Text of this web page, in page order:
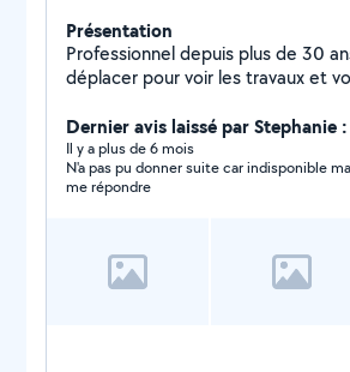
Présentation
Professionnel depuis plus de 30
déplacer pour voir les travaux et
Dernier avis laissé par Stephanie
Il y a plus de 6 mois
N'a pas pu donner suite car indisponible
me répondre